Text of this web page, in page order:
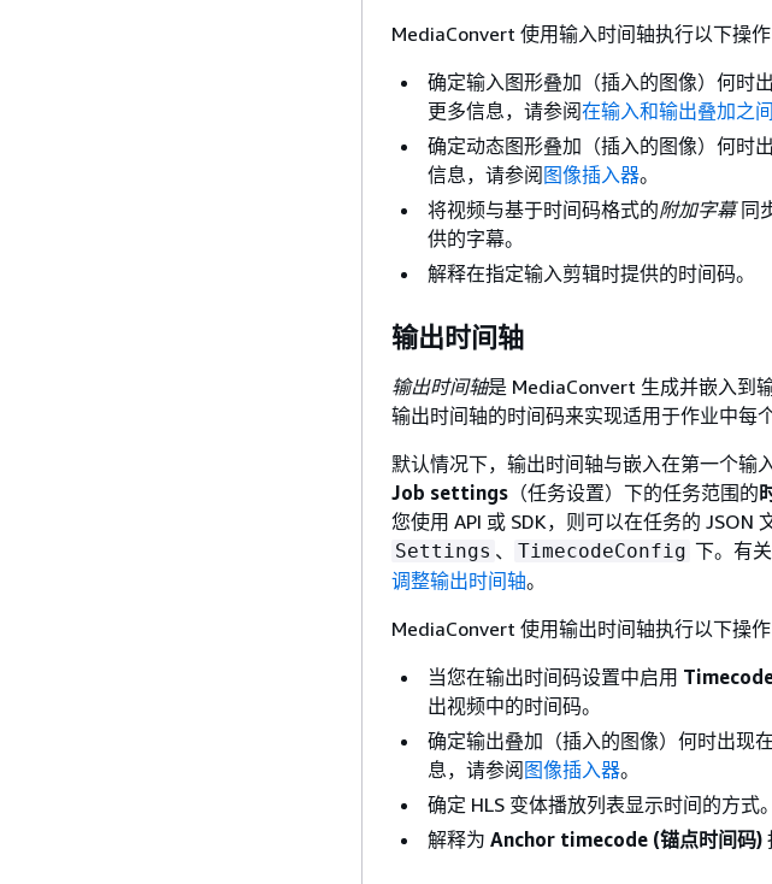
MediaConvert 使用输入时间轴执行以下操作
确定输入图形叠加（插入的图像）何时
更多信息，请参阅在输入和输出叠加之
确定动态图形叠加（插入的图像）何时
信息，请参阅 图像插入器。
将视频与基于时间码格式的附加字幕同
供的字幕。
解释在指定输入剪辑时提供的时间码。
输出时间轴
输出时间轴是 MediaConvert 生成并嵌入到
输出时间轴的时间码来实现适用于作业中每
默认情况下，输出时间轴与嵌入在第一个输
Job settings （任务设置）下的任务范围的
您使用 API 或 SDK，则可以在任务的 JSON
Settings 、 TimecodeConfig 下。有
调整输出时间轴。
MediaConvert 使用输出时间轴执行以下操作
当您在输出时间码设置中启用
出视频中的时间码。
确定输出叠加（插入的图像）何时出现
息，请参阅 图像插入器。
确定 HLS 变体播放列表显示时间的方式。
解释为 Anchor timecode (锚点时间码)